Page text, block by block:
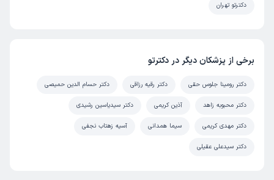
دکترتو تهران
برخی از پزشکان دیگر در دکترتو
دکتر رومینا جلوس حقی دکتر رقیه رزاقی دکتر حسام الدین حمیصی
دکتر محبوبه زاهد آذین کریمی دکتر سیدیاسین رشیدی
دکتر مهدی کریمی سیما همدانی آسیه زهتاب نجفی
دکتر سیدعلی عقیلی